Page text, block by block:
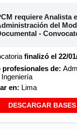
requiere Analista
del
-
finalizó el 22/
profesionales de:
en: Lima
DESCARGAR BASES